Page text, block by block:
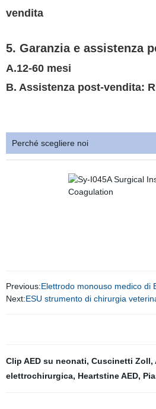
vendita
5. Garanzia e assistenza
A.12-60 mesi
B. Assistenza post-vendita:
Perché scegliere noi
Previous:Elettrodo monouso medico di
Next:ESU strumento di chirurgia
Clip AED su neonati, Cuscinetti Zoll,
elettrochirurgica, Heartstine AED,